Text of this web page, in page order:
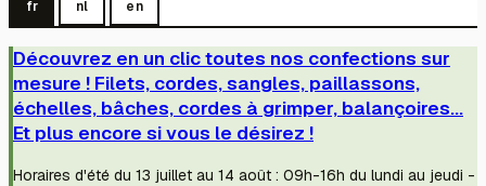
fr nl en
Découvrez en un clic toutes nos confections sur
mesure ! Filets, cordes, sangles, paillassons,
échelles, bâches, cordes à grimper, balançoires...
Et plus encore si vous le désirez !
Horaires d'été du 13 juillet au 14 août : 09h-16h du lundi au jeudi -